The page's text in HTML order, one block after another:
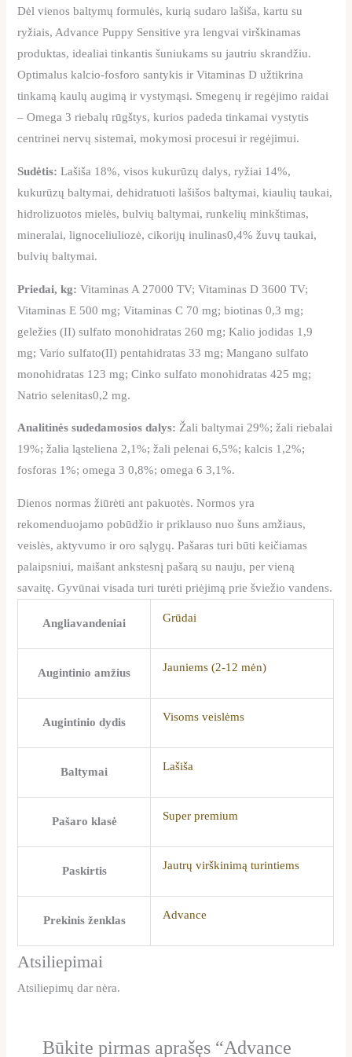
Dėl vienos baltymų formulės, kurią sudaro lašiša, kartu su
ryžiais, Advance Puppy Sensitive yra lengvai virškinamas
produktas, idealiai tinkantis šuniukams su jautriu skrandžiu.
Optimalus kalcio-fosforo santykis ir Vitaminas D užtikrina
tinkamą kaulų augimą ir vystymąsi. Smegenų ir regėjimo raidai
– Omega 3 riebalų rūgštys, kurios padeda tinkamai vystytis
centrinei nervų sistemai, mokymosi procesui ir regėjimui.
Sudėtis:Lašiša 18%, visos kukurūzų dalys, ryžiai 14%,
kukurūzų baltymai, dehidratuoti lašišos baltymai, kiaulių taukai,
hidrolizuotos mielės, bulvių baltymai, runkelių minkštimas,
mineralai, lignoceliuliozė, cikorijų inulinas0,4% žuvų taukai,
bulvių baltymai.
Priedai, kg:Vitaminas A 27000 TV; Vitaminas D 3600 TV;
Vitaminas E 500 mg; Vitaminas C 70 mg; biotinas 0,3 mg;
geležies (II) sulfato monohidratas 260 mg; Kalio jodidas 1,9
mg; Vario sulfato(II) pentahidratas 33 mg; Mangano sulfato
monohidratas 123 mg; Cinko sulfato monohidratas 425 mg;
Natrio selenitas0,2 mg.
Analitinės sudedamosios dalys: Žali baltymai 29%; žali riebalai
19%; žalia ląsteliena 2,1%; žali pelenai 6,5%; kalcis 1,2%;
fosforas 1%; omega 3 0,8%; omega 6 3,1%.
Dienos normas žiūrėti ant pakuotės. Normos yra
rekomenduojamo pobūdžio ir priklauso nuo šuns amžiaus,
veislės, aktyvumo ir oro sąlygų. Pašaras turi būti keičiamas
palaipsniui, maišant ankstesnį pašarą su nauju, per vieną
savaitę. Gyvūnai visada turi turėti priėjimą prie šviežio vandens.
Angliavandeniai Grūdai
Augintinio amžius Jauniems (2-12 mėn)
Augintinio dydis Visoms veislėms
Baltymai Lašiša
Pašaro klasė Super premium
Paskirtis Jautrų virškinimą turintiems
Prekinis ženklas Advance
Atsiliepimai
Atsiliepimų dar nėra.
Būkite pirmas aprašęs “Advance